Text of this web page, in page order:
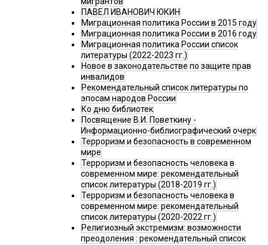
ПАВЕЛ ИВАНОВИЧ ЮКИН
Миграционная политика России в 2015 году
Миграционная политика России в 2016 году
Миграционная политика России список
литературы (2022-2023 гг.)
Новое в законодательстве по защите прав
инвалидов
Рекомендательный список литературы по
эпосам народов России
Ко дню библиотек
Посвящение В.И. Поветкину -
Информационно-библиографический очерк
Терроризм и безопасность в современном
мире
Терроризм и безопасность человека в
современном мире: рекомендательный
список литературы (2018-2019 гг.)
Терроризм и безопасность человека в
современном мире: рекомендательный
список литературы (2020-2022 гг.)
Религиозный экстремизм: возможности
преодоления : рекомендательный список